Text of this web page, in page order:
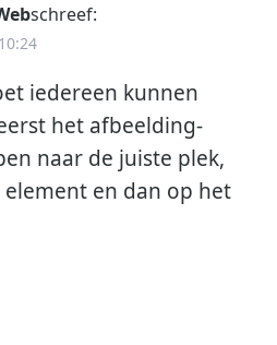
schreef:
iedereen kunnen
het afbeelding-
naar de juiste plek,
en dan op het